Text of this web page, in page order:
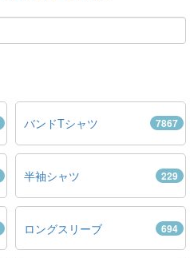
バンドTシャツ 7867
半袖シャツ 229
ロングスリーブ 694